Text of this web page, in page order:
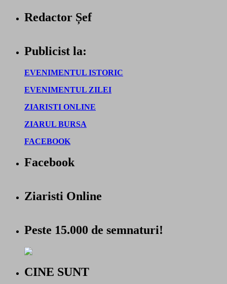
Redactor Șef
Publicist la:
EVENIMENTUL ISTORIC
EVENIMENTUL ZILEI
ZIARISTI ONLINE
ZIARUL BURSA
FACEBOOK
Facebook
Ziaristi Online
Peste 15.000 de semnaturi!
CINE SUNT